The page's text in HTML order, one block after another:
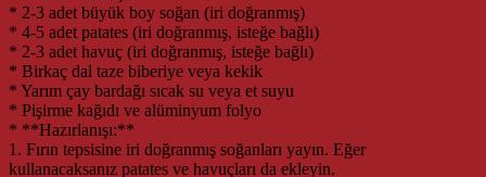
* 2-3 adet büyük boy soğan (iri doğranmış)
* 4-5 adet patates (iri doğranmış, isteğe bağlı)
* 2-3 adet havuç (iri doğranmış, isteğe bağlı)
* Birkaç dal taze biberiye veya kekik
* Yarım çay bardağı sıcak su veya et suyu
* Pişirme kağıdı ve alüminyum folyo
* **Hazırlanışı:**
1. Fırın tepsisine iri doğranmış soğanları yayın. Eğer
kullanacaksanız patates ve havuçları da ekleyin.